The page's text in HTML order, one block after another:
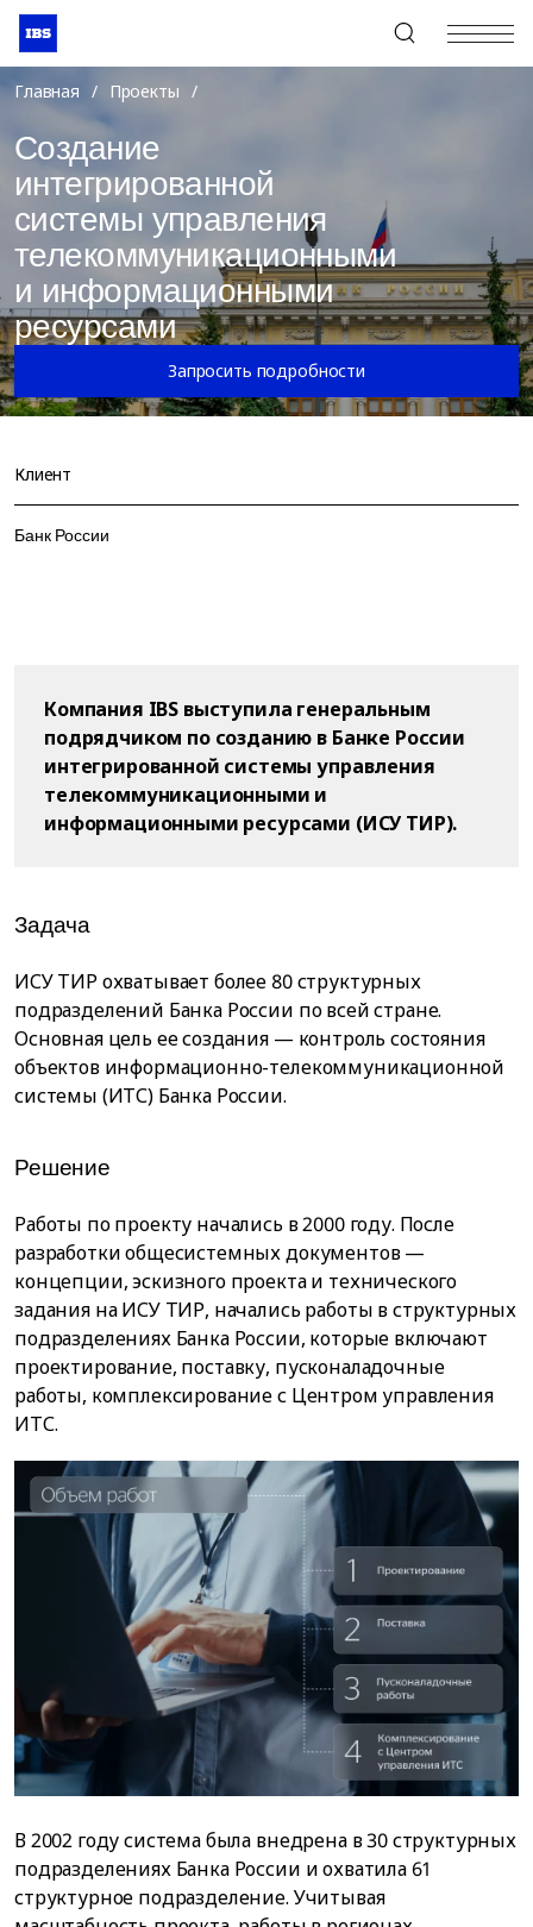
+7 (495) 967-80-80
Главная / Проекты /
Создание
интегрированной
системы управления
телекоммуникационными
и информационными
ресурсами
Запросить подробности
Клиент
Банк России
Компания IBS выступила генеральным
подрядчиком по созданию в Банке России
интегрированной системы управления
телекоммуникационными и
информационными ресурсами (ИСУ ТИР).
Задача
ИСУ ТИР охватывает более 80 структурных
подразделений Банка России по всей стране.
Основная цель ее создания — контроль состояния
объектов информационно-телекоммуникационной
системы (ИТС) Банка России.
Решение
Работы по проекту начались в 2000 году. После
разработки общесистемных документов —
концепции, эскизного проекта и технического
задания на ИСУ ТИР, начались работы в структурных
подразделениях Банка России, которые включают
проектирование, поставку, пусконаладочные
работы, комплексирование с Центром управления
ИТС.
В 2002 году система была внедрена в 30 структурных
подразделениях Банка России и охватила 61
структурное подразделение. Учитывая